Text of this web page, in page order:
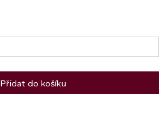
Přidat do košíku